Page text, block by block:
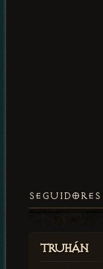
SEGUIDORES
Truhán